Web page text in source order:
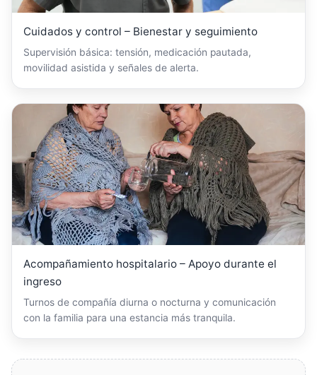
Cuidados y control – Bienestar y seguimiento
Supervisión básica: tensión, medicación pautada,
movilidad asistida y señales de alerta.
Acompañamiento hospitalario – Apoyo durante el
ingreso
Turnos de compañía diurna o nocturna y comunicación
con la familia para una estancia más tranquila.